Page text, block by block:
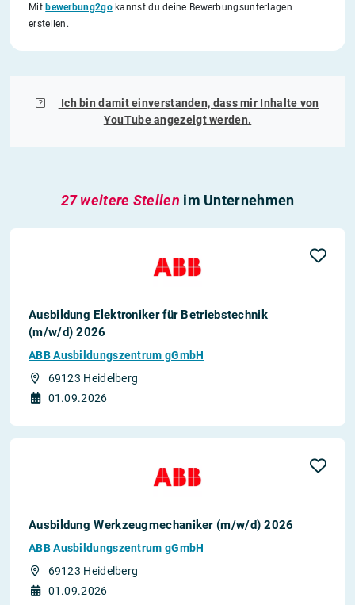
Mit bewerbung2gokannst du deine Bewerbungsunterlagen
erstellen.
Ich bin damit einverstanden, dass mir Inhalte von
YouTubeangezeigt werden.
27 weitere Stellen im Unternehmen
Ausbildung Elektroniker für Betriebstechnik
(m/w/d) 2026
ABB Ausbildungszentrum gGmbH
69123 Heidelberg
01.09.2026
Ausbildung Werkzeugmechaniker (m/w/d) 2026
ABB Ausbildungszentrum gGmbH
69123 Heidelberg
01.09.2026